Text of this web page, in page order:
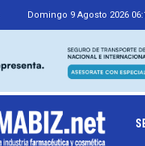
Domingo 9 Agosto 2026